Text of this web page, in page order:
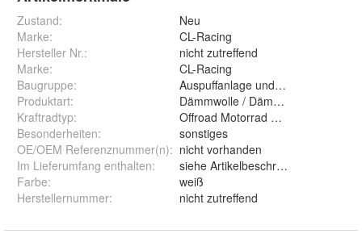
Zustand:
Neu
Marke:
CL-Racing
Hersteller Nr.:
nicht zutreffend
Marke:
CL-Racing
Baugruppe:
Auspuffanlage und -teile
Produktart:
Dämmwolle / Dämmmatte
Kraftradtyp:
Offroad Motorrad Enduro Cross
Besonderheiten:
sonstiges
OE/OEM Referenznummer(n): nicht vorhanden
Im Lieferumfang enthalten:
siehe Artikelbeschreibung
Farbe:
weiß
Herstellernummer: nicht zutreffend